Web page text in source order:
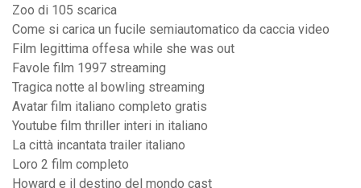
Zoo di 105 scarica
Come si carica un fucile semiautomatico da caccia video
Film legittima offesa while she was out
Favole film 1997 streaming
Tragica notte al bowling streaming
Avatar film italiano completo gratis
Youtube film thriller interi in italiano
La città incantata trailer italiano
Loro 2 film completo
Howard e il destino del mondo cast